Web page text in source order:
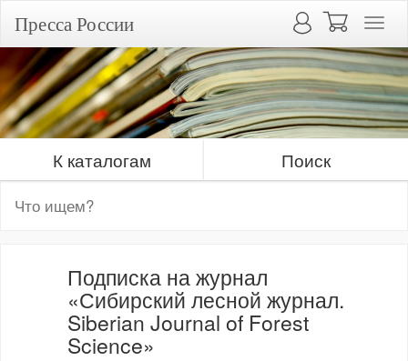
Пресса России
К каталогам Поиск
Подписка на журнал
«Сибирский лесной журнал.
Siberian Journal of Forest
Science»